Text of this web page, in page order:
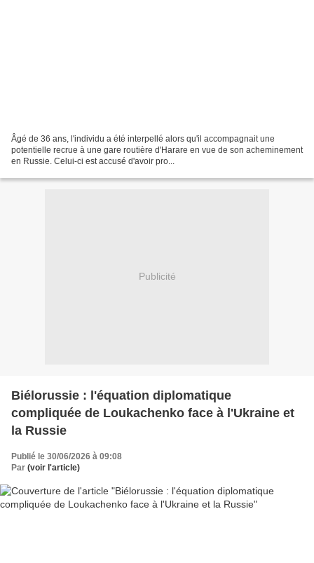
Âgé de 36 ans, l'individu a été interpellé alors qu'il accompagnait une
potentielle recrue à une gare routière d'Harare en vue de son acheminement
en Russie. Celui-ci est accusé d'avoir pro...
Publicité
Biélorussie : l'équation diplomatique
compliquée de Loukachenko face à l'Ukraine et
la Russie
Publié le 30/06/2026 à 09:08
Par (voir l'article)